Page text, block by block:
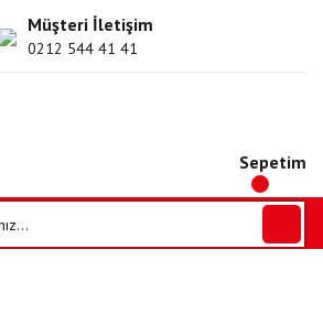
Müşteri İletişim
0212 544 41 41
Sepetim